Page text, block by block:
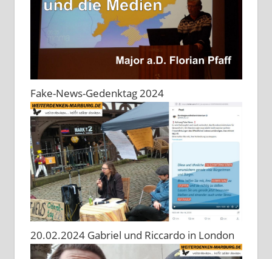
Fake-News-Gedenktag 2024
20.02.2024 Gabriel und Riccardo in London